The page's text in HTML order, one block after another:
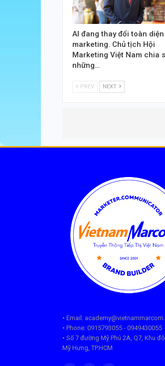
AI đang thay đổi toàn diện
marketing. Chủ tịch Hội
Marketing Việt Nam chia
những…
PREV NEXT
• Email:
• Phone: 0915793055 - 0949430055
• Số 7 đường Mỹ Phú 2A, Q7, Khu
Mỹ Hưng, TP.HCM